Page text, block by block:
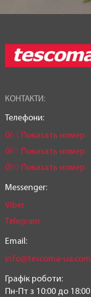
КОНТАКТИ:
Телефони:
063 Показать номер
067 Показать номер
050 Показать номер
Messenger:
Viber
Telegram
Email:
info@tescoma-ua.com
Графік роботи:
Пн-Пт з 10:00 до 18:00